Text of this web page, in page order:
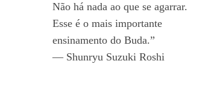
Não há nada ao que se agarrar.
Esse é o mais importante
ensinamento do Buda.”
— Shunryu Suzuki Roshi